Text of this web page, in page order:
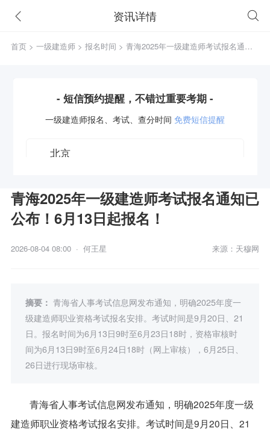
资讯详情
首页 > 一级建造师 > 报名时间
- 短信预约提醒，不错过重要考期 -
一级建造师报名、考试、查分时间 免费短信提醒
青海2025年一级建造师考试报名通知已
公布！6月13日起报名！
2026-08-04 08:00 · 何王星 来源：天穆网
摘要： 青海省人事考试信息网发布通知，明确2025年度一
级建造师职业资格考试报名安排。考试时间是9月20日、21
日。报名时间为6月13日9时至6月23日18时，资格审核时
间为6月13日9时至6月24日18时（网上审核），6月25日、
26日进行现场审核。
青海省人事考试信息网发布通知，明确2025年度一级
建造师职业资格考试报名安排。考试时间是9月20日、21